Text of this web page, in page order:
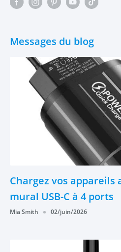
Messages du blog
Chargez vos appareils
mural USB-C à 4 ports
Mia Smith 02/juin/2026